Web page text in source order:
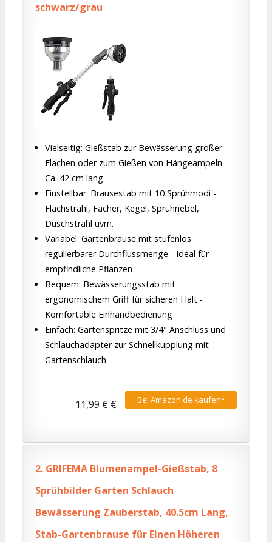
schwarz/grau
Vielseitig: Gießstab zur Bewässerung großer
Flächen oder zum Gießen von Hängeampeln -
Ca. 42 cm lang
Einstellbar: Brausestab mit 10 Sprühmodi -
Flachstrahl, Fächer, Kegel, Sprühnebel,
Duschstrahl uvm.
Variabel: Gartenbrause mit stufenlos
regulierbarer Durchflussmenge - Ideal für
empfindliche Pflanzen
Bequem: Bewässerungsstab mit
ergonomischem Griff für sicheren Halt -
Komfortable Einhandbedienung
Einfach: Gartenspritze mit 3/4" Anschluss und
Schlauchadapter zur Schnellkupplung mit
Gartenschlauch
Bei Amazon.de kaufen*
11,99 € €
2. GRIFEMA Blumenampel-Gießstab, 8
Sprühbilder Garten Schlauch
Bewässerung Zauberstab, 40.5cm Lang,
Stab-Gartenbrause für Einen Höheren